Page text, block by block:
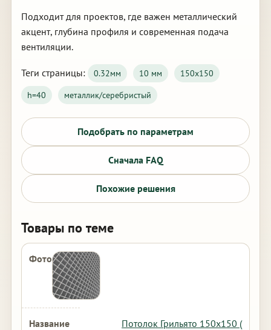
Подходит для проектов, где важен металлический
акцент, глубина профиля и современная подача
вентиляции.
Теги страницы: 0.32мм 10 мм
150х150
h=40
металлик/серебристый
Подобрать по параметрам
Сначала FAQ
Похожие решения
Товары по теме
Потолок Грильято 150х150 (